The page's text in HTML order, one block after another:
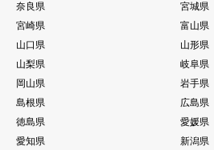
奈良県
宮城県
宮崎県
富山県
山口県
山形県
山梨県
岐阜県
岡山県
岩手県
島根県
広島県
徳島県
愛媛県
愛知県
新潟県